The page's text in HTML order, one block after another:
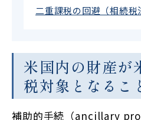
二重課税の回避（相続税
米国内の財産が
税対象となるこ
補助的手続（ancillary